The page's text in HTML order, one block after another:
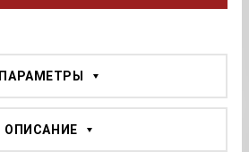
ПАРАМЕТРЫ
ОПИСАНИЕ